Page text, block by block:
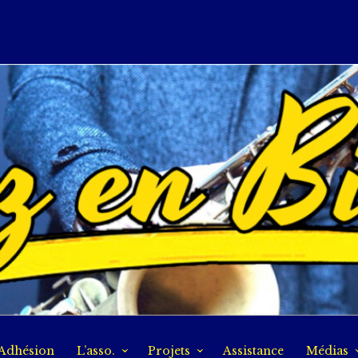
L’asso. Projets Assistance Médias